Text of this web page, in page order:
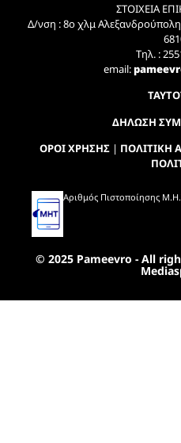
ΣΤΟΙΧΕΙΑ
Δ/νση : 8ο χλμ
Τηλ. :
email:
ΔΗΛΩΣΗ
ΟΡΟΙ ΧΡΗΣΗΣ| ΠΟΛΙΤΙΚΗ
Αριθμός Πιστοποίησης
© 2025 Pameevro - All